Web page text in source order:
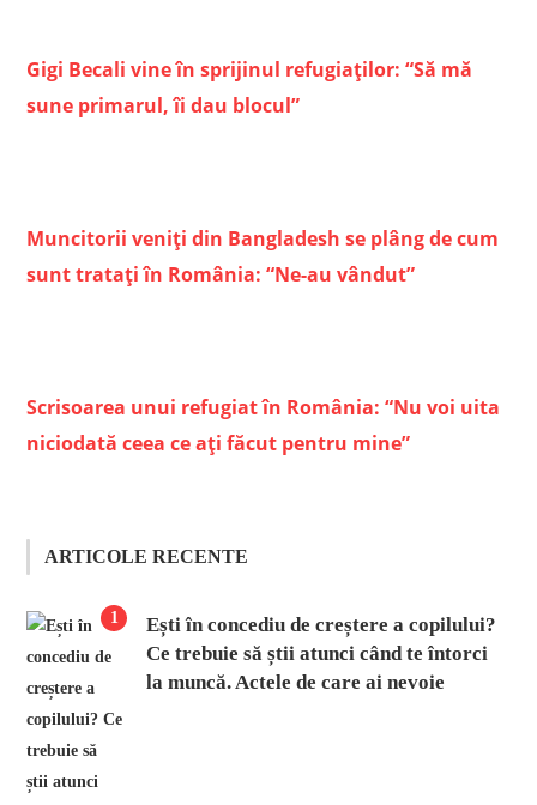
Gigi Becali vine în sprijinul refugiaților: “Să mă
sune primarul, îi dau blocul”
Muncitorii veniți din Bangladesh se plâng de cum
sunt tratați în România: “Ne-au vândut”
Scrisoarea unui refugiat în România: “Nu voi uita
niciodată ceea ce ați făcut pentru mine”
ARTICOLE RECENTE
1
Ești în concediu de creștere a copilului?
Ce trebuie să știi atunci când te întorci
la muncă. Actele de care ai nevoie